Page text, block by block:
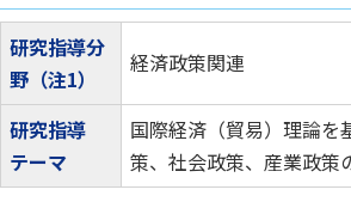
研究指導分
野（注1）
経済政策関連
研究指導
テーマ
国際経済（貿易）理論を
策、社会政策、産業政策